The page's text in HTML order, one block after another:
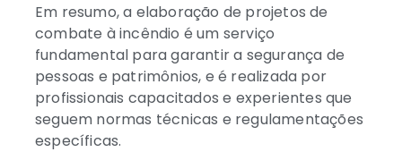
Em resumo, a elaboração de projetos de
combate à incêndio é um serviço
fundamental para garantir a segurança de
pessoas e patrimônios, e é realizada por
profissionais capacitados e experientes que
seguem normas técnicas e regulamentações
específicas.